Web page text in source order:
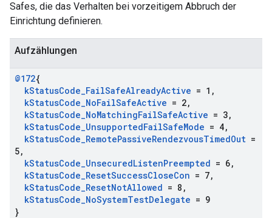
Safes, die das Verhalten bei vorzeitigem Abbruch der
Einrichtung definieren.
Aufzählungen
@172{
kStatusCode_FailSafeAlreadyActive = 1 ,
kStatusCode_NoFailSafeActive = 2,
kStatusCode_NoMatchingFailSafeActive = 3,
kStatusCode_UnsupportedFailSafeMode = 4,
kStatusCode_RemotePassiveRendezvousTimedOut =
5,
kStatusCode_UnsecuredListenPreempted = 6,
kStatusCode_ResetSuccessCloseCon = 7,
kStatusCode_ResetNotAllowed = 8 ,
kStatusCode_NoSystemTestDelegate = 9
}